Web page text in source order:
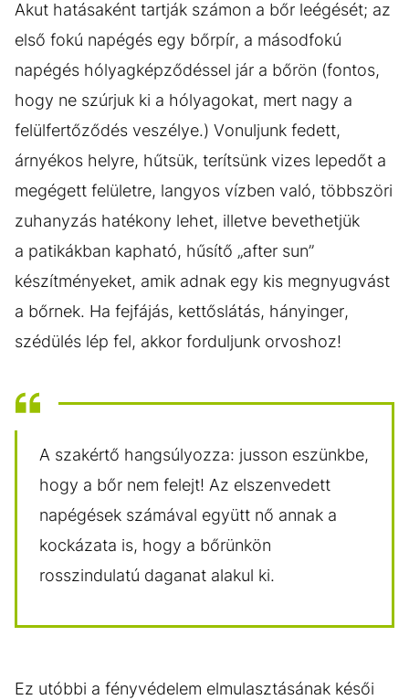
Akut hatásaként tartják számon a bőr leégését; az
első fokú napégés egy bőrpír, a másodfokú
napégés hólyagképződéssel jár a bőrön (fontos,
hogy ne szúrjuk ki a hólyagokat, mert nagy a
felülfertőződés veszélye.) Vonuljunk fedett,
árnyékos helyre, hűtsük, terítsünk vizes lepedőt a
megégett felületre, langyos vízben való, többszöri
zuhanyzás hatékony lehet, illetve bevethetjük
a patikákban kapható, hűsítő „after sun”
készítményeket, amik adnak egy kis megnyugvást
a bőrnek. Ha fejfájás, kettőslátás, hányinger,
szédülés lép fel, akkor forduljunk orvoshoz!
A szakértő hangsúlyozza: jusson eszünkbe,
hogy a bőr nem felejt! Az elszenvedett
napégések számával együtt nő annak a
kockázata is, hogy a bőrünkön
rosszindulatú daganat alakul ki.
Ez utóbbi a fényvédelem elmulasztásának késői